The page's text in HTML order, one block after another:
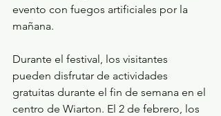
evento con fuegos artificiales por la
mañana.
Durante el festival, los visitantes
pueden disfrutar de actividades
gratuitas durante el fin de semana en el
centro de Wiarton. El 2 de febrero, los